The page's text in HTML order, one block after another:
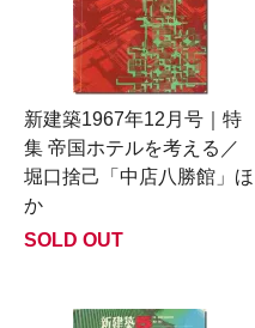
新建築1967年12月号｜特
集 帝国ホテルを考える／
堀口捨己「中店八勝館」ほ
か
SOLD OUT